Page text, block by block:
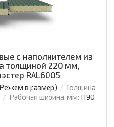
с наполнителем из
толщиной 220 мм,
RAL6005
в размер)
Толщина
Рабочая ширина, мм: 1190